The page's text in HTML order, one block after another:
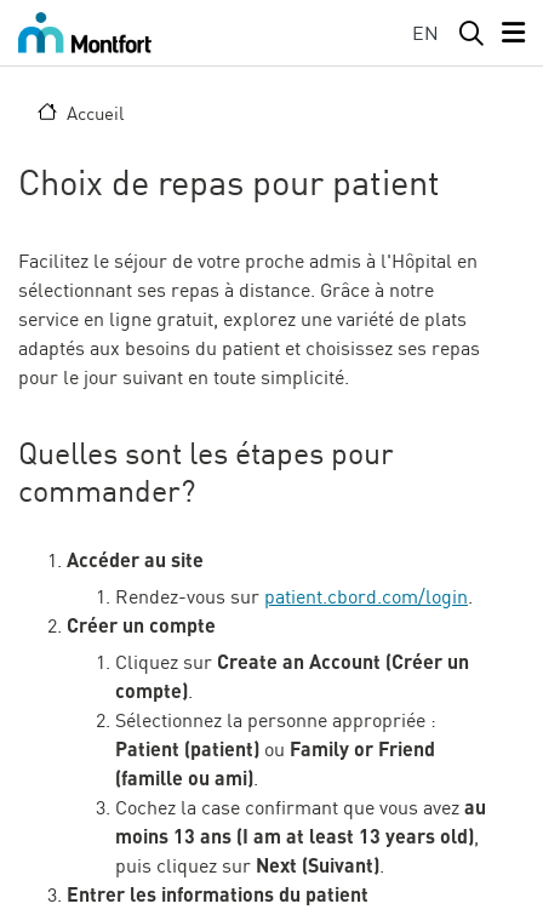
Aller au contenu principal
EN
Accueil
Choix de repas pour patient
Facilitez le séjour de votre proche admis à l'Hôpital en
sélectionnant ses repas à distance. Grâce à notre
service en ligne gratuit, explorez une variété de plats
adaptés aux besoins du patient et choisissez ses repas
pour le jour suivant en toute simplicité.
Quelles sont les étapes pour
commander?
Accéder au site
Rendez-vous sur patient.cbord.com/login.
Créer un compte
Cliquez sur Create an Account (Créer un
compte).
Sélectionnez la personne appropriée :
Patient (patient) ou Family or Friend
(famille ou ami).
Cochez la case confirmant que vous avez au
moins 13 ans (I am at least 13 years old),
puis cliquez sur Next (Suivant).
Entrer les informations du patient